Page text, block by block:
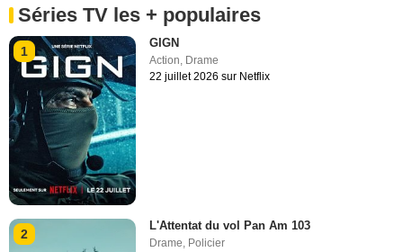
Séries TV les + populaires
1
GIGN
Action, Drame
22 juillet 2026 sur Netflix
2
L'Attentat du vol Pan Am 103
Drame, Policier